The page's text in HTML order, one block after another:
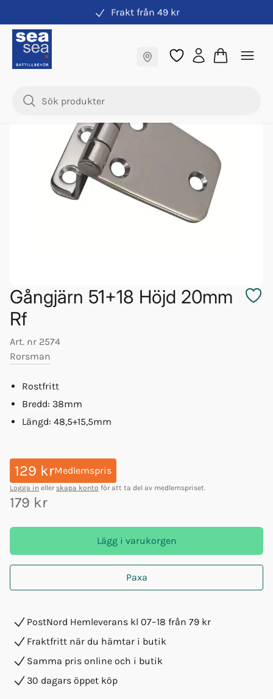
Frakt från 49 kr
Samma pris online & i butik
Gångjärn 51+18 Höjd 20mm
Rf
Art. nr 2574
Rorsman
Rostfritt
Bredd: 38mm
Längd: 48,5+15,5mm
129 krMedlemspris
Logga in eller skapa konto för att ta del av medlemspriset.
179 kr
Lägg i varukorgen
Paxa
PostNord Hemleverans kl 07–18 från 79 kr
Fraktfritt när du hämtar i butik
Samma pris online och i butik
30 dagars öppet köp